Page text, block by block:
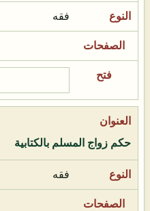
فقه
حكم زواج المسلم بالكتابية
فقه